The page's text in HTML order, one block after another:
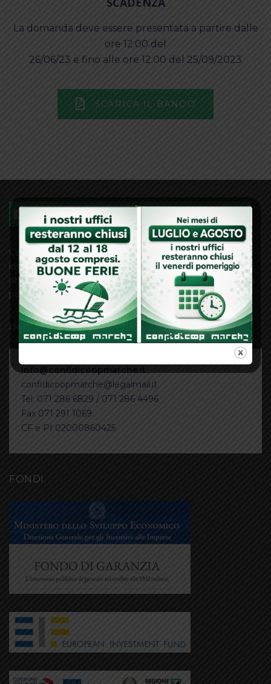
La domanda deve essere presentata a partire dalle
ore 12:00 del
26/06/23 e fino alle ore 12:00 del 25/09/2023
SCARICA IL BANDO
Confidicoop Marche Società Cooperativa è un soggetto
intersettoriale che interviene a favore delle Imprese
attraverso operazioni di credito diretto e rilascio di garanzia
per facilitare l’accesso al credito bancario.
INFO E CONTATTI
confidicoopmarche@legalmail.it
Tel. 071 286 6829 / 071 286 4496
Fax 071 291 1069
CF e PI 02000860425
FONDI